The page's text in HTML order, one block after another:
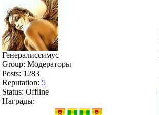
Генералиссимус
Group: Модераторы
Posts: 1283
Reputation: 5
Status: Offline
Награды: